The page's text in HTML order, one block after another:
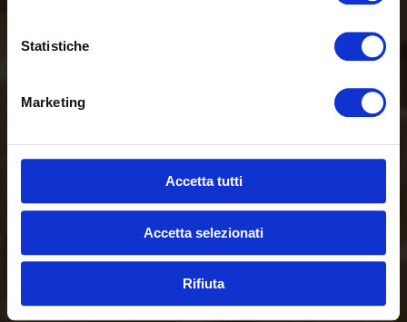
Statistiche
Marketing
Accetta tutti
Accetta selezionati
Rifiuta